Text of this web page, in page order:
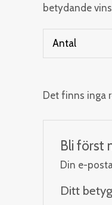
betydande
Antal
Det finns inga
Bli först
Din e-
Ditt betyg